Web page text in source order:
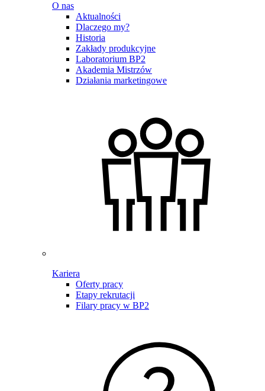
O nas
Aktualności
Dlaczego my?
Historia
Zakłady produkcyjne
Laboratorium BP2
Akademia Mistrzów
Działania marketingowe
Kariera
Oferty pracy
Etapy rekrutacji
Filary pracy w BP2